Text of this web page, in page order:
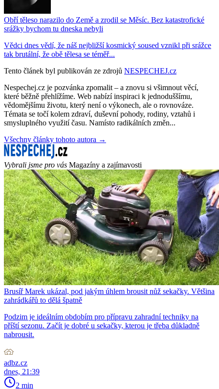
Obří těleso narazilo do Země a zrodil se Měsíc. Bez katastrofické
srážky bychom tu dneska nebyli
Vědci dnes vědí, že náš nejbližší kosmický soused vznikl při srážce
tak brutální, že obě tělesa se téměř...
Tento článek byl publikován ze zdrojů NESPECHEJ.cz
Nespechej.cz je pozvánka zpomalit – a znovu si všimnout věcí,
které běžně přehlížíme. Web nabízí inspiraci k jednoduššímu,
vědomějšímu životu, který není o výkonech, ale o rovnováze.
Témata se točí kolem zdraví, duševní pohody, rodiny, vztahů i
smysluplného využití času. Namísto radikálních změn...
Všechny články tohoto autora →
Vybrali jsme pro vás Magazíny a zajímavosti
Brusíř Marek ukázal, pod jakým úhlem brousit nůž sekačky. Většina
zahrádkářů to dělá špatně
Podzim je ideálním obdobím pro přípravu zahradní techniky na
příští sezonu. Začít je dobré u sekačky, kterou je třeba důkladně
nabrousit.
adbz.cz
dnes, 21:39
2 min